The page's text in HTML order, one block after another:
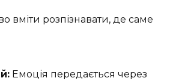
вміти розпізнавати, де саме
Емоція передається через